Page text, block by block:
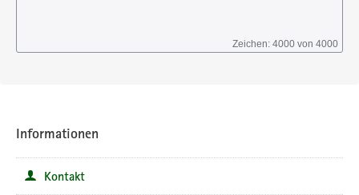
Zeichen: 4000 von 4000
Informationen
Kontakt